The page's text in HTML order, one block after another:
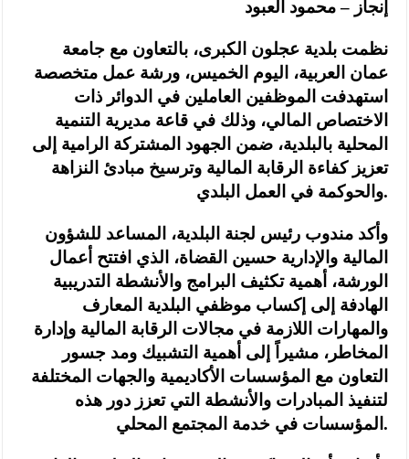
إنجاز – محمود العبود
نظمت بلدية عجلون الكبرى، بالتعاون مع جامعة
عمان العربية، اليوم الخميس، ورشة عمل متخصصة
استهدفت الموظفين العاملين في الدوائر ذات
الاختصاص المالي، وذلك في قاعة مديرية التنمية
المحلية بالبلدية، ضمن الجهود المشتركة الرامية إلى
تعزيز كفاءة الرقابة المالية وترسيخ مبادئ النزاهة
والحوكمة في العمل البلدي.
وأكد مندوب رئيس لجنة البلدية، المساعد للشؤون
المالية والإدارية حسين القضاة، الذي افتتح أعمال
الورشة، أهمية تكثيف البرامج والأنشطة التدريبية
الهادفة إلى إكساب موظفي البلدية المعارف
والمهارات اللازمة في مجالات الرقابة المالية وإدارة
المخاطر، مشيراً إلى أهمية التشبيك ومد جسور
التعاون مع المؤسسات الأكاديمية والجهات المختلفة
لتنفيذ المبادرات والأنشطة التي تعزز دور هذه
المؤسسات في خدمة المجتمع المحلي.